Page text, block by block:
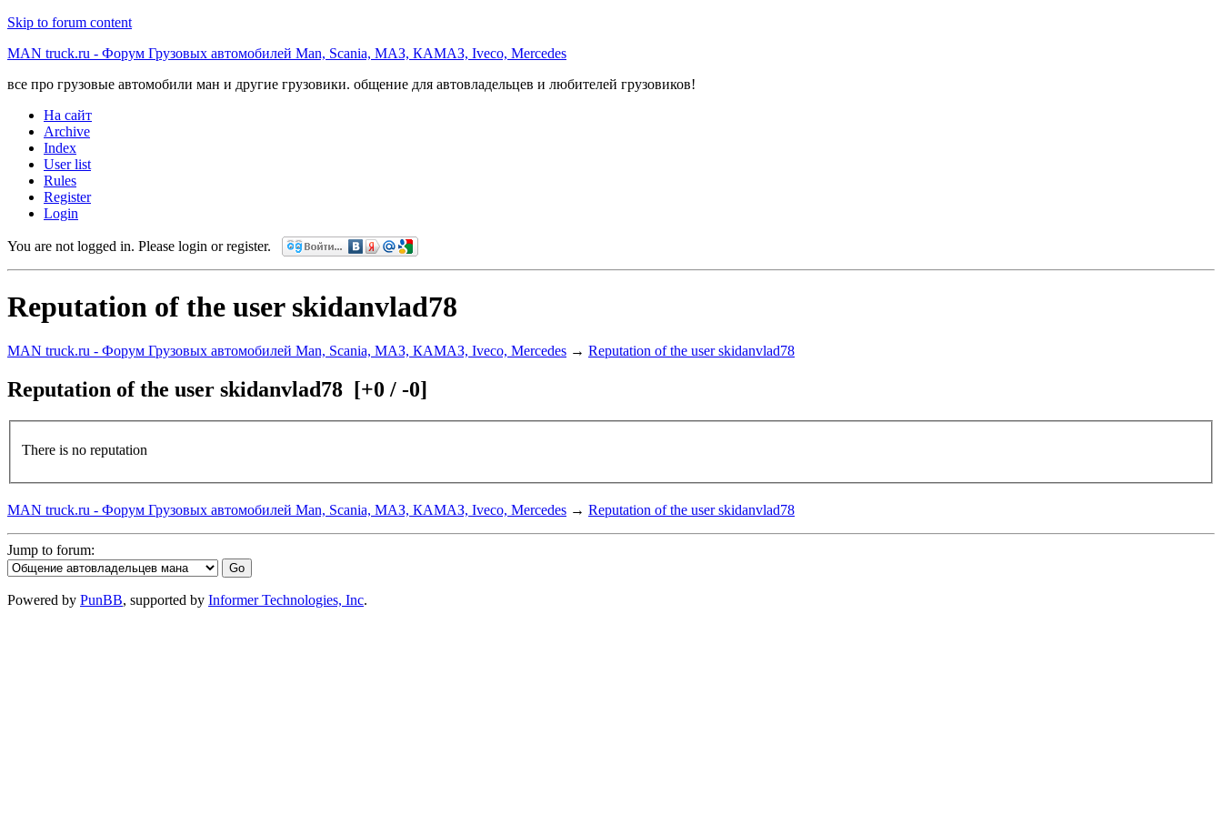
Skip to forum content
MAN truck.ru - Форум Грузовых автомобилей Man, Scania, МАЗ, КАМАЗ, Iveco, Mercedes
все про грузовые автомобили ман и другие грузовики. общение для автовладельцев и любителей грузовиков!
На сайт
Archive
Index
User list
Rules
Register
Login
You are not logged in. Please login or register.
Reputation of the user skidanvlad78
MAN truck.ru - Форум Грузовых автомобилей Man, Scania, МАЗ, КАМАЗ, Iveco, Mercedes → Reputation of the user skidanvlad78
Reputation of the user skidanvlad78 [+0 / -0]
There is no reputation
MAN truck.ru - Форум Грузовых автомобилей Man, Scania, МАЗ, КАМАЗ, Iveco, Mercedes → Reputation of the user skidanvlad78
Jump to forum:
Powered by PunBB, supported by Informer Technologies, Inc.